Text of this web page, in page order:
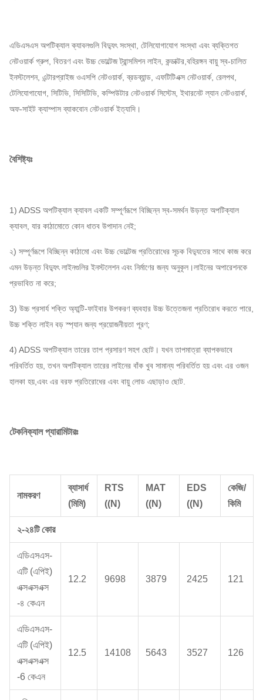
এডিএসএস অপটিক্যাল ক্যাবলগুলি বিদ্যুৎ সংস্থা, টেলিযোগাযোগ সংস্থা এবং ব্যক্তিগত
নেটওয়ার্ক গ্রুপ, বিতরণ এবং উচ্চ ভোল্টেজ ট্রান্সমিশন লাইন, কন্ডাক্টর,বহিরঙ্গন বায়ু স্ব-চালিত
ইনস্টলেশন, এন্টারপ্রাইজ ওএসপি নেটওয়ার্ক, ব্রডব্যান্ড, এফটিটিএক্স নেটওয়ার্ক, রেলপথ,
টেলিযোগাযোগ, সিটিভি, সিসিটিভি, কম্পিউটার নেটওয়ার্ক সিস্টেম, ইথারনেট ল্যান নেটওয়ার্ক,
অফ-সাইট ক্যাম্পাস ব্যাকবোন নেটওয়ার্ক ইত্যাদি।
বৈশিষ্ট্যঃ
1) ADSS অপটিক্যাল ক্যাবল একটি সম্পূর্ণরূপে বিচ্ছিন্ন স্ব-সমর্থন উড়ন্ত অপটিক্যাল
ক্যাবল, যার কাঠামোতে কোন ধাতব উপাদান নেই;
২) সম্পূর্ণরূপে বিচ্ছিন্ন কাঠামো এবং উচ্চ ভোল্টেজ প্রতিরোধের সূচক বিদ্যুতের সাথে কাজ করে
এমন উড়ন্ত বিদ্যুৎ লাইনগুলির ইনস্টলেশন এবং নির্মাণের জন্য অনুকূল।লাইনের অপারেশনকে
প্রভাবিত না করে;
3) উচ্চ প্রসার্য শক্তি অ্যান্টি-ফাইবার উপকরণ ব্যবহার উচ্চ উত্তেজনা প্রতিরোধ করতে পারে,
উচ্চ শক্তি লাইন বড় স্প্যান জন্য প্রয়োজনীয়তা পূরণ;
4) ADSS অপটিক্যাল তারের তাপ প্রসারণ সহগ ছোট। যখন তাপমাত্রা ব্যাপকভাবে
পরিবর্তিত হয়, তখন অপটিক্যাল তারের লাইনের বাঁক খুব সামান্য পরিবর্তিত হয় এবং এর ওজন
হালকা হয়,এবং এর বরফ প্রতিরোধের এবং বায়ু লোড এছাড়াও ছোট.
টেকনিক্যাল প্যারামিটারঃ
নামকরণ
ব্যাসার্ধ
(মিমি)
RTS
((N)
MAT
((N)
EDS
((N)
কেজি/
কিমি
২-২৪টি কোর
এডিএসএস-
এটি (এপিই)
এক্সএক্সএক্স
-৪ কেএন
12.2 9698 3879 2425 121
এডিএসএস-
এটি (এপিই)
এক্সএক্সএক্স
-6 কেএন
12.5 14108 5643 3527 126